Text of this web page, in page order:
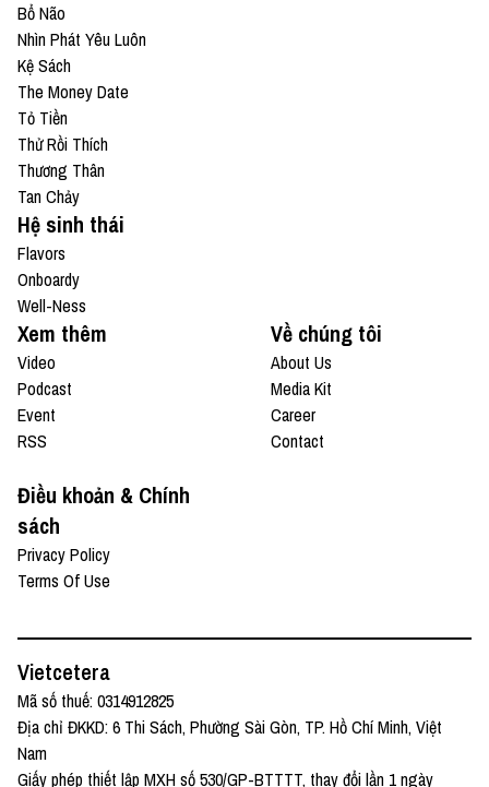
Bổ Não
Nhìn Phát Yêu Luôn
Kệ Sách
The Money Date
Tỏ Tiền
Thử Rồi Thích
Thương Thân
Tan Chảy
Hệ sinh thái
Flavors
Onboardy
Well-Ness
Xem thêm
Video
Podcast
Event
RSS
Về chúng tôi
About Us
Media Kit
Career
Contact
Điều khoản & Chính
sách
Privacy Policy
Terms Of Use
Vietcetera
Mã số thuế: 0314912825
Địa chỉ ĐKKD: 6 Thi Sách, Phường Sài Gòn, TP. Hồ Chí Minh, Việt
Nam
Giấy phép thiết lập MXH số 530/GP-BTTTT, thay đổi lần 1 ngày